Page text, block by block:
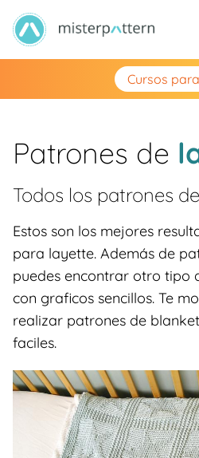
Cursos
Patrones de
Todos los patrones de
Estos son los mejores
para layette. Además de
puedes encontrar otro tipo
con graficos sencillos. Te
realizar patrones de
faciles.